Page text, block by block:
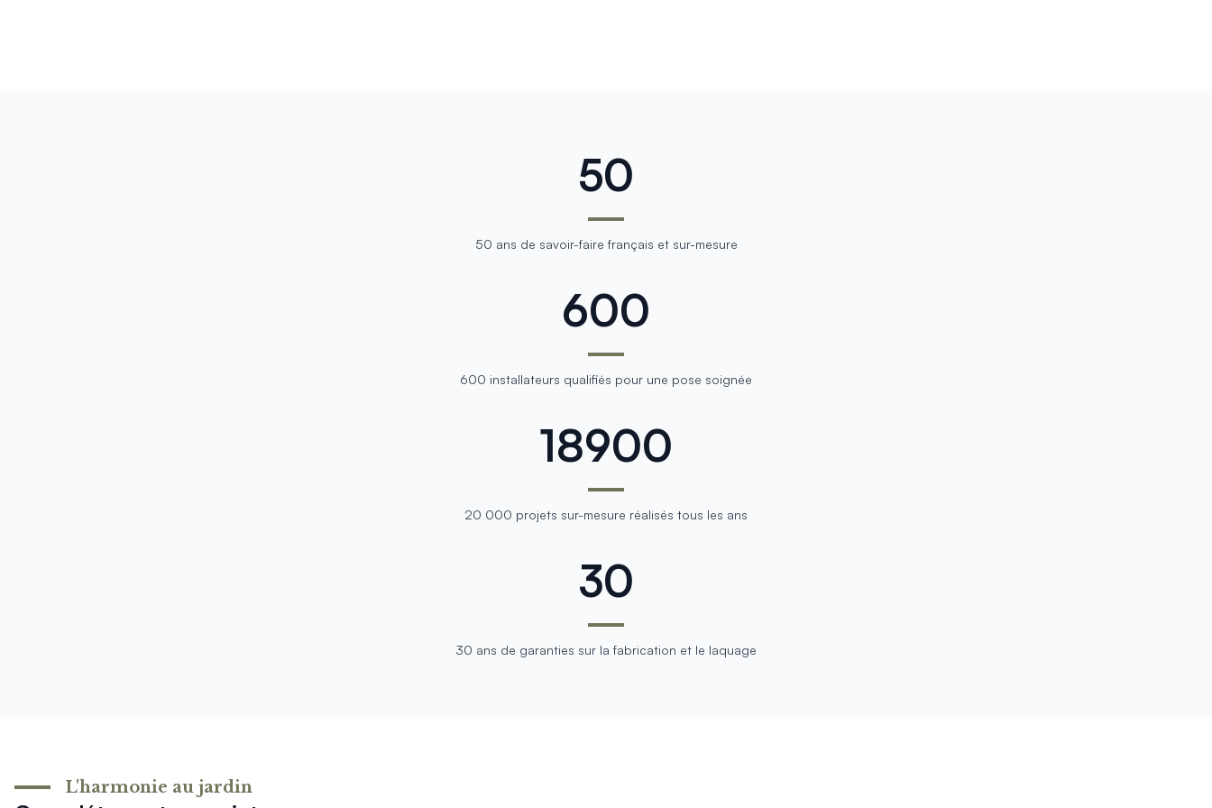
50
50 ans de savoir-faire français et sur-mesure
600
600 installateurs qualifiés pour une pose soignée
20,000
20 000 projets sur-mesure réalisés tous les ans
30
30 ans de garanties sur la fabrication et le laquage
L'harmonie au jardin